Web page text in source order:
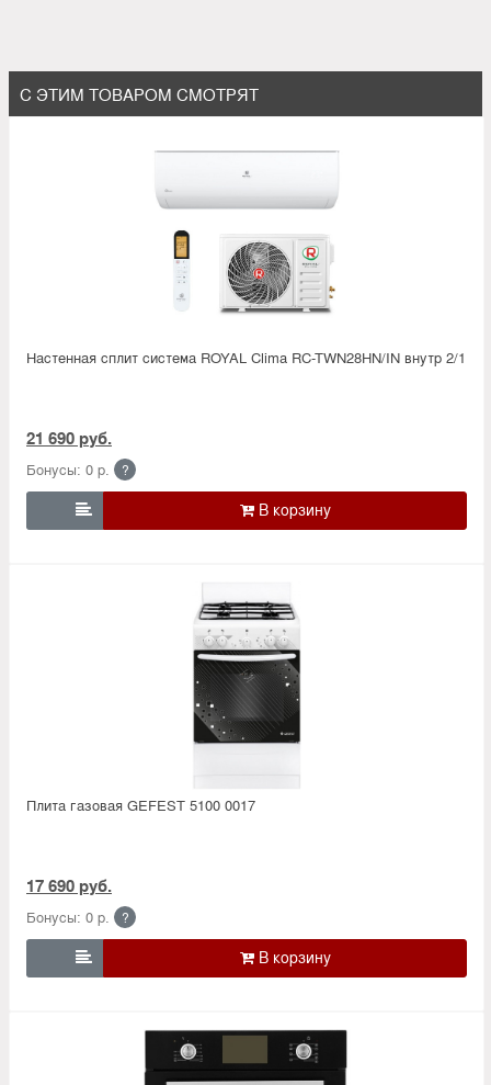
С ЭТИМ ТОВАРОМ СМОТРЯТ
Настенная сплит система ROYAL Clima RC-TWN28HN/IN внутр 2/1
21 690 руб.
Бонусы: 0 р. ?

Плита газовая GEFEST 5100 0017
17 690 руб.
Бонусы: 0 р. ?
